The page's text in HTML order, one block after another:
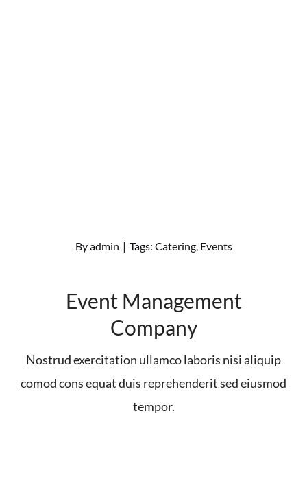
Byadmin | Tags: Catering, Events
Event Management
Company
Nostrud exercitation ullamco laboris nisi aliquip
comod cons equat duis reprehenderit sed eiusmod
tempor.